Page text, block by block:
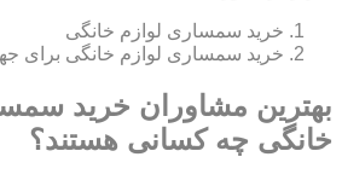
خرید سمساری لوازم خانگی
خرید سمساری لوازم خانگی برای
بهترین مشاوران خرید
خانگی چه کسانی هستند؟